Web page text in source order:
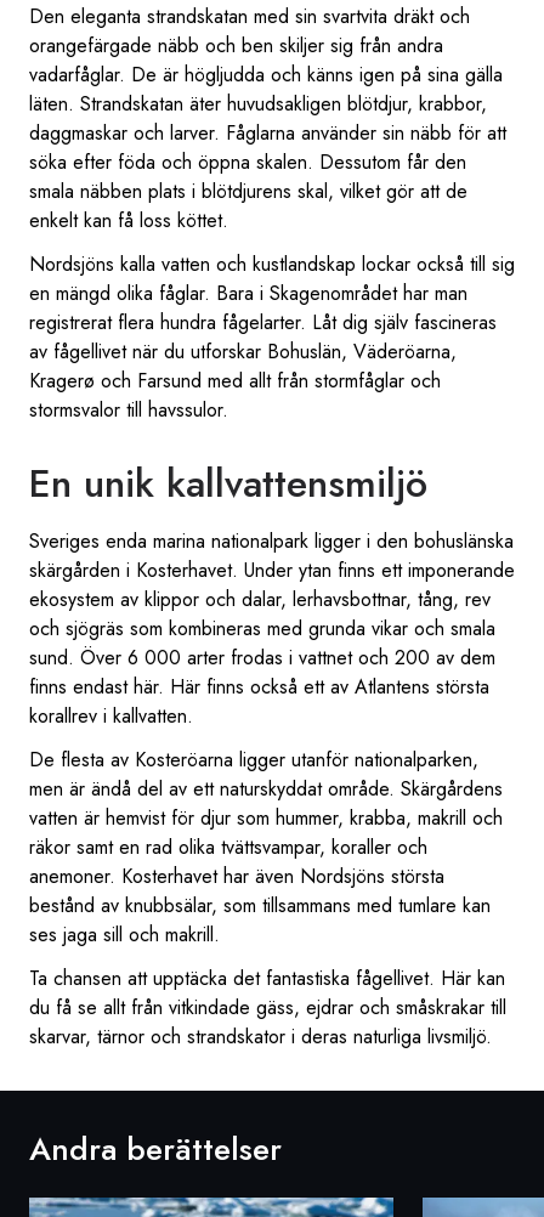
Den eleganta strandskatan med sin svartvita dräkt och
orangefärgade näbb och ben skiljer sig från andra
vadarfåglar. De är högljudda och känns igen på sina gälla
läten. Strandskatan äter huvudsakligen blötdjur, krabbor,
daggmaskar och larver. Fåglarna använder sin näbb för att
söka efter föda och öppna skalen. Dessutom får den
smala näbben plats i blötdjurens skal, vilket gör att de
enkelt kan få loss köttet.
Nordsjöns kalla vatten och kustlandskap lockar också till sig
en mängd olika fåglar. Bara i Skagenområdet har man
registrerat flera hundra fågelarter. Låt dig själv fascineras
av fågellivet när du utforskar Bohuslän, Väderöarna,
Kragerø och Farsund med allt från stormfåglar och
stormsvalor till havssulor.
En unik kallvattensmiljö
Sveriges enda marina nationalpark ligger i den bohuslänska
skärgården i Kosterhavet. Under ytan finns ett imponerande
ekosystem av klippor och dalar, lerhavsbottnar, tång, rev
och sjögräs som kombineras med grunda vikar och smala
sund. Över 6 000 arter frodas i vattnet och 200 av dem
finns endast här. Här finns också ett av Atlantens största
korallrev i kallvatten.
De flesta av Kosteröarna ligger utanför nationalparken,
men är ändå del av ett naturskyddat område. Skärgårdens
vatten är hemvist för djur som hummer, krabba, makrill och
räkor samt en rad olika tvättsvampar, koraller och
anemoner. Kosterhavet har även Nordsjöns största
bestånd av knubbsälar, som tillsammans med tumlare kan
ses jaga sill och makrill.
Ta chansen att upptäcka det fantastiska fågellivet. Här kan
du få se allt från vitkindade gäss, ejdrar och småskrakar till
skarvar, tärnor och strandskator i deras naturliga livsmiljö.
Andra berättelser